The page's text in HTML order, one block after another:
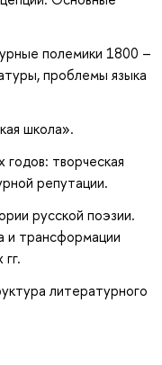
полемики 1800 –
проблемы языка
школа».
творческая
репутации.
русской поэзии.
и трансформации
литературного